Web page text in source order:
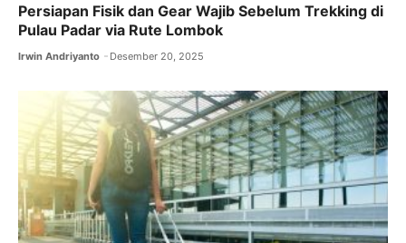
Persiapan Fisik dan Gear Wajib Sebelum Trekking di
Pulau Padar via Rute Lombok
Irwin Andriyanto Desember 20, 2025